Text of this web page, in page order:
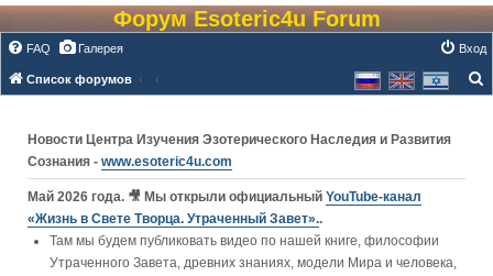
Форум Esoteric4u Forum
FAQ Галерея Вход
Список форумов
Новости Центра Изучения Эзотерического Наследия и Развития
Сознания - www.esoteric4u.com
Май 2026 года. 🎥 Мы открыли официальный YouTube‑канал
«Жизнь в Свете Творца. Утраченный Завет»..
Там мы будем публиковать видео по нашей книге, философии
Утраченного Завета, древних знаниях, модели Мира и человека,